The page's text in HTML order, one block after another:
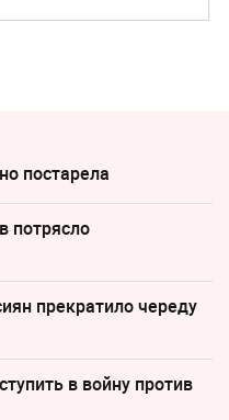
постарела
потрясло
прекратило череду
в войну против